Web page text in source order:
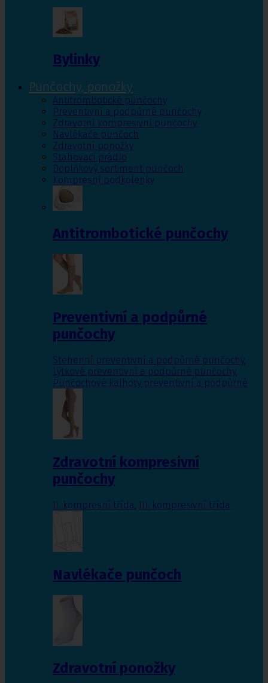
Bylinky
Punčochy, ponožky
Antitrombotické punčochy
Preventivní a podpůrné punčochy
Zdravotní kompresivní punčochy
Navlékače punčoch
Zdravotní ponožky
Stahovací prádlo
Doplňkový sortiment punčoch
Kompresní podkolenky
Antitrombotické punčochy
Preventivní a podpůrné
punčochy
Stehenní preventivní a podpůrné punčochy,
Lýtkové preventivní a podpůrné punčochy,
Punčochové kalhoty preventivní a podpůrné
Zdravotní kompresivní
punčochy
II. kompresní třída III. kompresivní třída
Navlékače punčoch
Zdravotní ponožky